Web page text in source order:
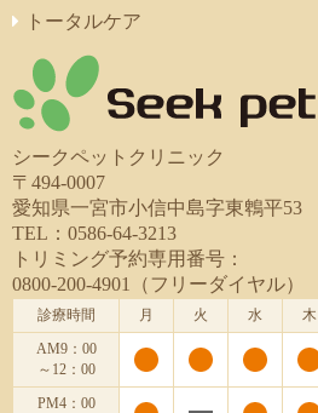
トータルケア
シークペットクリニック
〒494-0007
愛知県一宮市小信中島字東鵯平53
TEL：0586-64-3213
トリミング予約専用番号：
0800-200-4901（フリーダイヤル）
診療時間 月 火 水 木
AM9：00
～12：00
PM4：00